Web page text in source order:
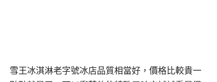
雪王冰淇淋老字號冰店品質相當好，價格比較貴一